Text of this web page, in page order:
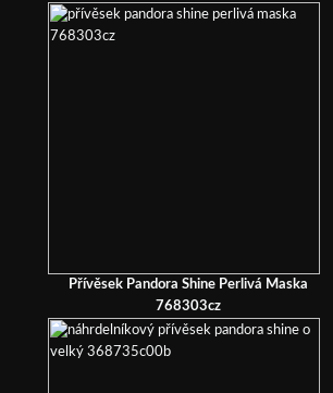
Přívěsek Pandora Shine Perlivá Maska
768303cz